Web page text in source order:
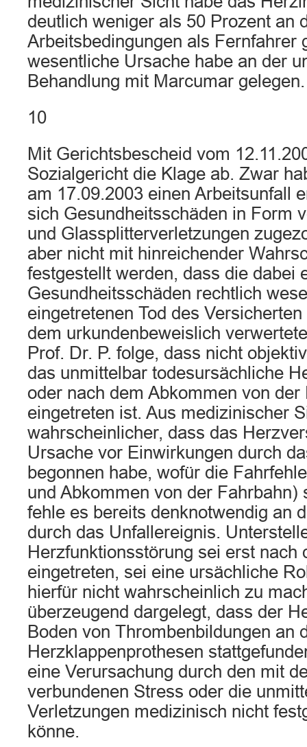
deutlich weniger als 50 Prozent an
Arbeitsbedingungen als Fernfahrer
wesentliche Ursache habe an der
Behandlung mit Marcumar gelegen.
10
Mit Gerichtsbescheid vom
Sozialgericht die Klage ab. Zwar
am 17.09.2003 einen Arbeitsunfall
sich Gesundheitsschäden in Form
und Glassplitterverletzungen
aber nicht mit hinreichender
festgestellt werden, dass die dabei
Gesundheitsschäden rechtlich
eingetretenen Tod des
dem urkundenbeweislich
Prof. Dr. P. folge, dass nicht
das unmittelbar todesursächliche
oder nach dem Abkommen von der
eingetreten ist. Aus medizinischer
wahrscheinlicher, dass das
Ursache vor Einwirkungen durch
begonnen habe, wofür die
und Abkommen von der Fahrbahn)
fehle es bereits denknotwendig an
durch das Unfallereignis.
Herzfunktionsstörung sei erst nach
eingetreten, sei eine ursächliche
hierfür nicht wahrscheinlich zu
überzeugend dargelegt, dass der
Boden von Thrombenbildungen an
Herzklappenprothesen
eine Verursachung durch den mit
verbundenen Stress oder die
Verletzungen medizinisch nicht
könne.